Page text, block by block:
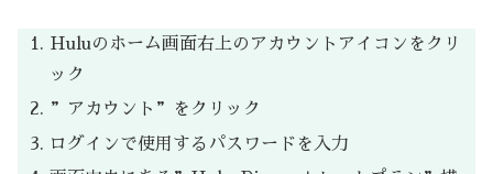
Huluのホーム画面右上のアカウントアイコンをクリ
ック
”アカウント”をクリック
ログインで使用するパスワードを入力